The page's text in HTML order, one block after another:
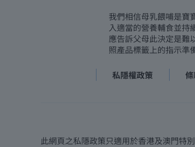
我們相信母乳餵哺是寶
入適當的營養輔食並持
應告訴父母此決定是難
照產品標籤上的指示準
私隱權政策
此網頁之私隱政策只適用於香港及澳門特